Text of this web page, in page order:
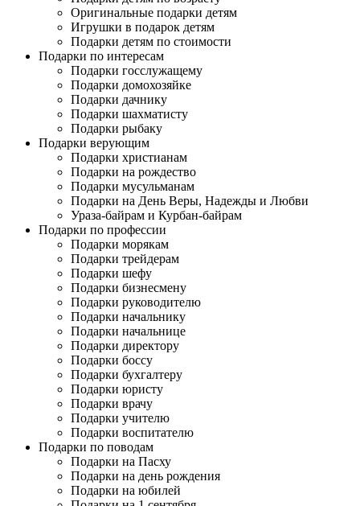
Оригинальные подарки детям
Игрушки в подарок детям
Подарки детям по стоимости
Подарки по интересам
Подарки госслужащему
Подарки домохозяйке
Подарки дачнику
Подарки шахматисту
Подарки рыбаку
Подарки верующим
Подарки христианам
Подарки на рождество
Подарки мусульманам
Подарки на День Веры, Надежды и Любви
Ураза-байрам и Курбан-байрам
Подарки по профессии
Подарки морякам
Подарки трейдерам
Подарки шефу
Подарки бизнесмену
Подарки руководителю
Подарки начальнику
Подарки начальнице
Подарки директору
Подарки боссу
Подарки бухгалтеру
Подарки юристу
Подарки врачу
Подарки учителю
Подарки воспитателю
Подарки по поводам
Подарки на Пасху
Подарки на день рождения
Подарки на юбилей